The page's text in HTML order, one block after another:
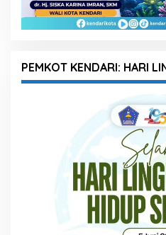
PEMKOT KENDARI: HARI